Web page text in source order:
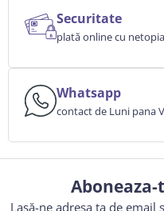
Securitate
plată online cu
Whatsapp
contact de Luni pana
Lasă-ne adresa ta de